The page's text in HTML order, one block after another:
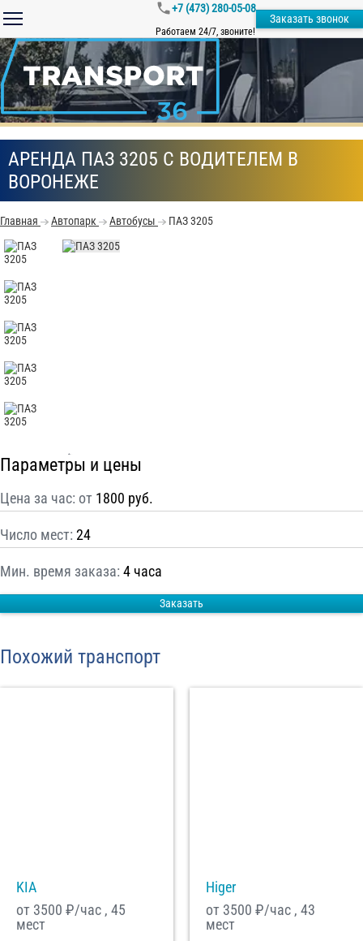
+7 (473) 280-05-08
Работаем 24/7, звоните!
Заказать звонок
АРЕНДА ПАЗ 3205 С ВОДИТЕЛЕМ В
ВОРОНЕЖЕ
Главная Автопарк Автобусы ПАЗ 3205
Параметры и цены
Цена за час: от 1800 руб.
Число мест: 24
Мин. время заказа: 4 часа
Заказать
Похожий транспорт
KIA
от 3500 ₽/час , 45
мест
Higer
от 3500 ₽/час , 43
мест